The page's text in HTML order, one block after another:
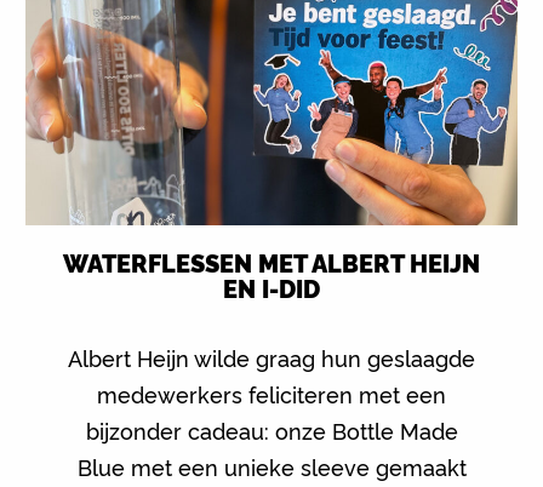
WATERFLESSEN MET ALBERT HEIJN
EN I-DID
Albert Heijn wilde graag hun geslaagde
medewerkers feliciteren met een
bijzonder cadeau: onze Bottle Made
Blue met een unieke sleeve gemaakt